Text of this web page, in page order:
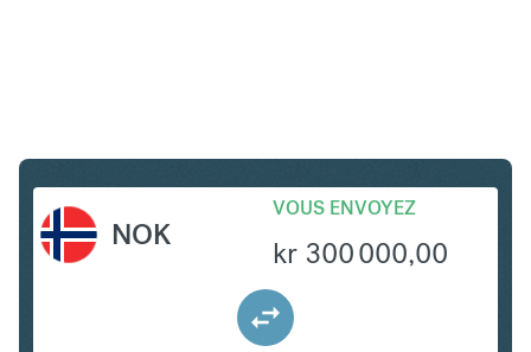
NOK
VOUS ENVOYEZ
kr 300 000,00